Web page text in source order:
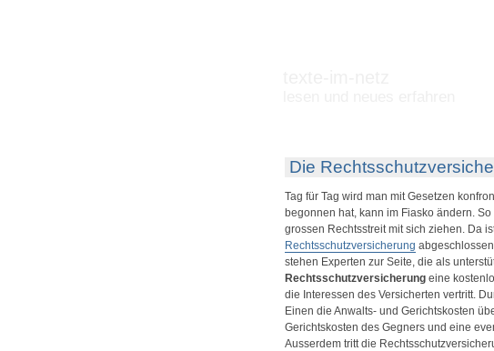
Die
Tag für Tag wird man mit Gesetzen
begonnen hat, kann im Fiasko ändern.
grossen Rechtsstreit mit sich ziehen. Da
Rechtsschutzversicherung
stehen Experten zur Seite, die als
Rechtsschutzversicherungeine
die Interessen des Versicherten vertritt.
Einen die Anwalts- und Gerichtskosten
Gerichtskosten des Gegners und eine
Ausserdem tritt die